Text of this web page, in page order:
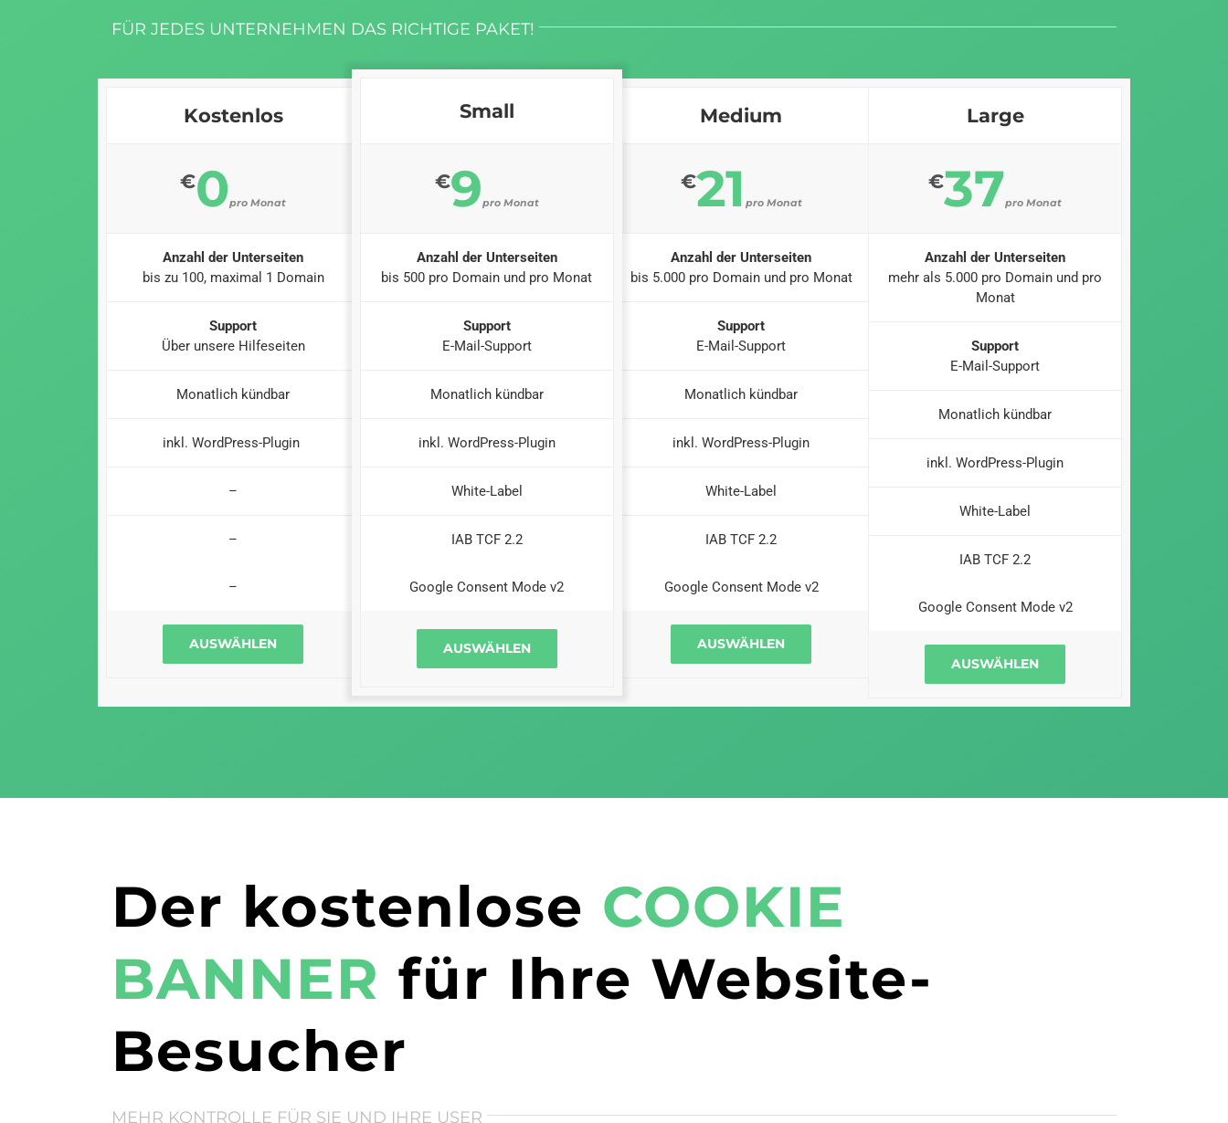
FÜR JEDES UNTERNEHMEN DAS RICHTIGE PAKET!
Kostenlos
€0pro Monat
Anzahl der Unterseiten
bis zu 100, maximal 1 Domain
Support
Über unsere Hilfeseiten
Monatlich kündbar
inkl. WordPress-Plugin
–
–
–
AUSWÄHLEN
Small
€9pro Monat
Anzahl der Unterseiten
bis 500 pro Domain und pro Monat
Support
E-Mail-Support
Monatlich kündbar
inkl. WordPress-Plugin
White-Label
IAB TCF 2.2
Google Consent Mode v2
AUSWÄHLEN
Medium
€21 pro Monat
Anzahl der Unterseiten
bis 5.000 pro Domain und pro Monat
Support
E-Mail-Support
Monatlich kündbar
inkl. WordPress-Plugin
White-Label
IAB TCF 2.2
Google Consent Mode v2
AUSWÄHLEN
Large
€37pro Monat
Anzahl der Unterseiten
mehr als 5.000 pro Domain und pro
Monat
Support
E-Mail-Support
Monatlich kündbar
inkl. WordPress-Plugin
White-Label
IAB TCF 2.2
Google Consent Mode v2
AUSWÄHLEN
Der kostenlose COOKIE
BANNER für Ihre Website-
Besucher
MEHR KONTROLLE FÜR SIE UND IHRE USER